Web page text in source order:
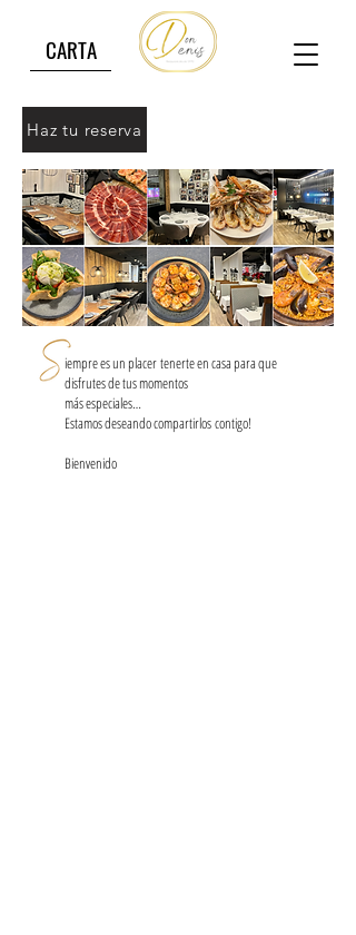
CARTA
Haz tu reserva
iempre es un placertenerte en casa para que
disfrutes de tus momentos
más especiales…
Estamos deseando compartirloscontigo!
Bienvenido